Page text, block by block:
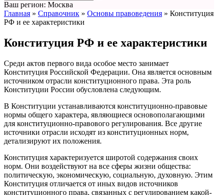
Ваш регион: Москва
Главная » Справочник » Основы правоведения » Конституция
РФ и ее характеристики
Конституция РФ и ее характеристики
Среди актов первого вида особое место занимает
Конституция Российской Федерации. Она является основным
источником отрасли конституционного права. Эта роль
Конституции России обусловлена следующим.
В Конституции устанавливаются конституционно-правовые
нормы общего характера, являющиеся основополагающими
для конституционно-правового регулирования. Все другие
источники отрасли исходят из конституционных норм,
детализируют их положения.
Конституция характеризуется широтой содержания своих
норм. Они воздействуют на все сферы жизни общества:
политическую, экономическую, социальную, духовную. Этим
Конституция отличается от иных видов источников
конституционного права, связанных с регулированием какой-